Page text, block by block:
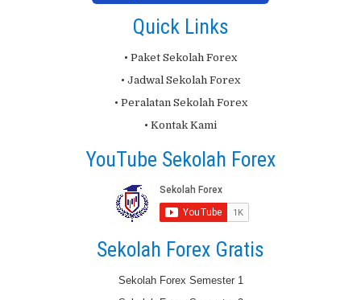
Quick Links
• Paket Sekolah Forex
• Jadwal Sekolah Forex
• Peralatan Sekolah Forex
• Kontak Kami
YouTube Sekolah Forex
Sekolah Forex Gratis
Sekolah Forex Semester 1